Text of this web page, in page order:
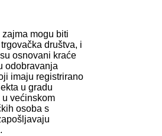
mogu biti
društva, i
osnovani kraće
odobravanja
imaju registrirano
u gradu
većinskom
osoba s